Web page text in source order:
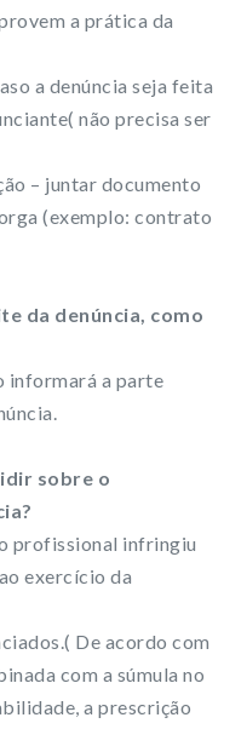
a prática da
a denúncia seja feita
não precisa ser
– juntar documento
(exemplo: contrato
da denúncia, como
informará a parte
sobre o
profissional infringiu
exercício da
De acordo com
com a súmula no
a prescrição